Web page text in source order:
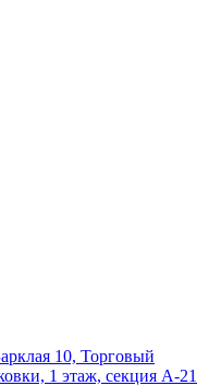
10, Торговый
1 этаж, секция А-21